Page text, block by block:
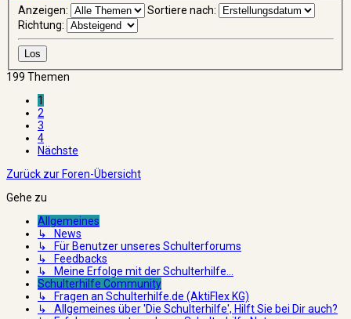
Anzeigen:
Sortiere nach:
Richtung:
199 Themen
1
2
3
4
Nächste
Zurück zur Foren-Übersicht
Gehe zu
Allgemeines
↳ News
↳ Für Benutzer unseres Schulterforums
↳ Feedbacks
↳ Meine Erfolge mit der Schulterhilfe...
Schulterhilfe Community
↳ Fragen an Schulterhilfe.de (AktiFlex KG)
↳ Allgemeines über 'Die Schulterhilfe', Hilft Sie bei Dir auch?